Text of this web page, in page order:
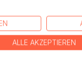
fest dass das Unheil
sehr einflussreicher
dem Eingang des
seiner Vergangenheit
ALLE AKZEPTIEREN